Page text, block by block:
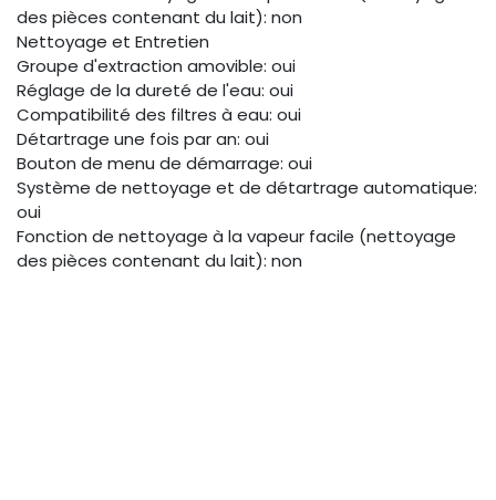
des pièces contenant du lait): non
Nettoyage et Entretien
Groupe d'extraction amovible: oui
Réglage de la dureté de l'eau: oui
Compatibilité des filtres à eau: oui
Détartrage une fois par an: oui
Bouton de menu de démarrage: oui
Système de nettoyage et de détartrage automatique:
oui
Fonction de nettoyage à la vapeur facile (nettoyage
des pièces contenant du lait): non